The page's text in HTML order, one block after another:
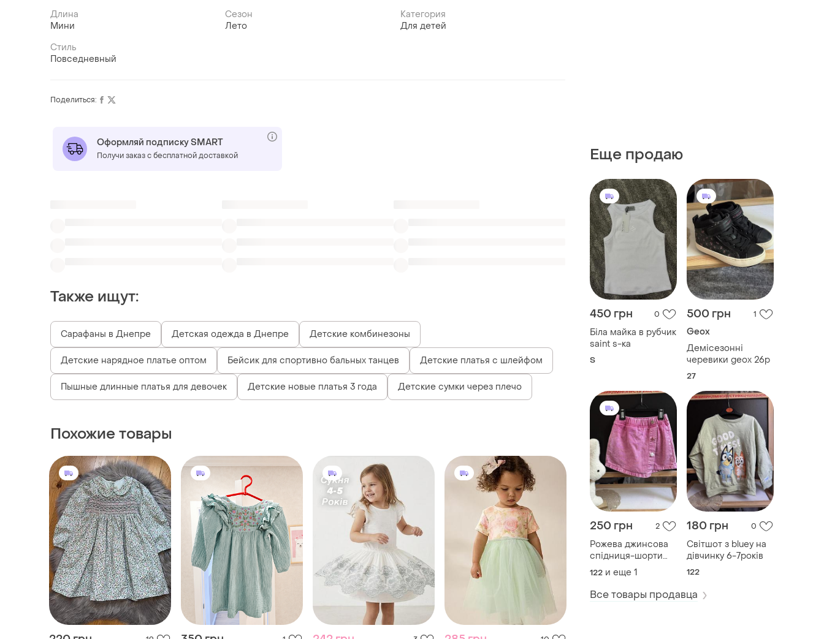
Длина
Мини
Сезон
Лето
Категория
Для детей
Стиль
Повседневный
Еще продаю
450 грн 0
Біла майка в рубчик
saint s-ка
S
500 грн 1
Geox
Демісезонні
черевики geox 26р
27
250 грн 2
Рожева джинсова
спідниця-шорти
122/128о
122 и еще 1
180 грн 0
Світшот з bluey на
дівчинку 6-7років
122
Все товары продавца
Поделиться:
Оформляй подписку SMART
Получи заказ с бесплатной доставкой
Также ищут:
Сарафаны в Днепре Детская одежда в Днепре Детские комбинезоны
Детские нарядное платье оптом Бейсик для спортивно бальных танцев Детские платья с шлейфом
Пышные длинные платья для девочек Детские новые платья 3 года Детские сумки через плечо
Похожие товары